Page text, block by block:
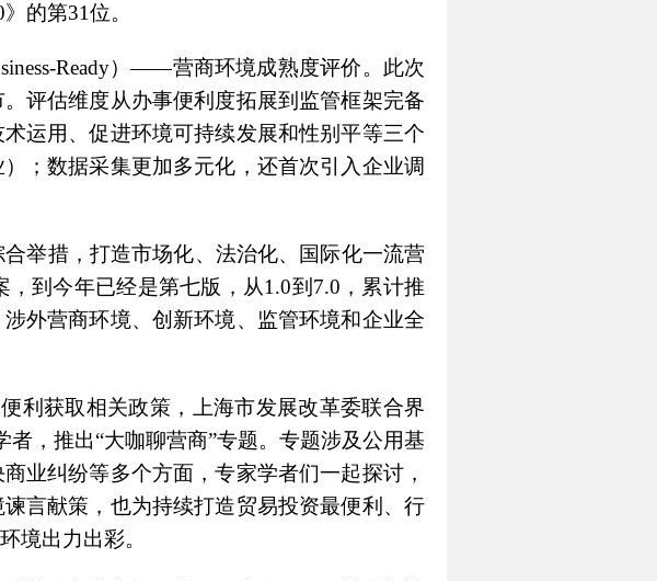
的第31位。
Ready）——营商环境成熟度评价。此次
评估维度从办事便利度拓展到监管框架完备
运用、促进环境可持续发展和性别平等三个
；数据采集更加多元化，还首次引入企业调
举措，打造市场化、法治化、国际化一流营
到今年已经是第七版，从1.0到7.0，累计推
外营商环境、创新环境、监管环境和企业全
利获取相关政策，上海市发展改革委联合界
，推出“大咖聊营商”专题。专题涉及公用基
业纠纷等多个方面，专家学者们一起探讨，
言献策，也为持续打造贸易投资最便利、行
境出力出彩。